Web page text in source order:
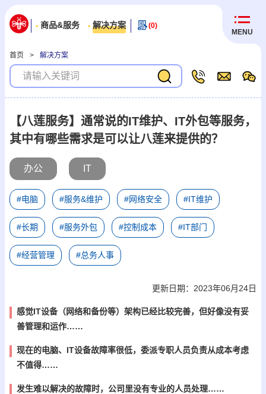
商品&服务 解决方案 (0)
MENU
首页 > 解决方案
【八莲服务】通常说的IT维护、IT外包等服务，
其中有哪些需求是可以让八莲来提供的？
办公 IT
#电脑 #服务&维护 #网络安全 #IT维护
#长期 #服务外包 #控制成本 #IT部门
#经营管理 #总务人事
更新日期：2023年06月24日
感觉IT设备（网络和备份等）架构已经比较完善，但好像没有妥
善管理和运作……
现在的电脑、IT设备故障率很低，委派专职人员负责从成本考虑
不值得……
发生难以解决的故障时，公司里没有专业的人员处理……